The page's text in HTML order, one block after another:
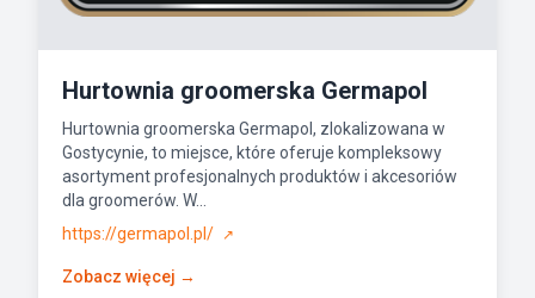
Hurtownia groomerska Germapol
Hurtownia groomerska Germapol, zlokalizowana w
Gostycynie, to miejsce, które oferuje kompleksowy
asortyment profesjonalnych produktów i akcesoriów
dla groomerów. W...
https://germapol.pl/
↗
Zobacz więcej →